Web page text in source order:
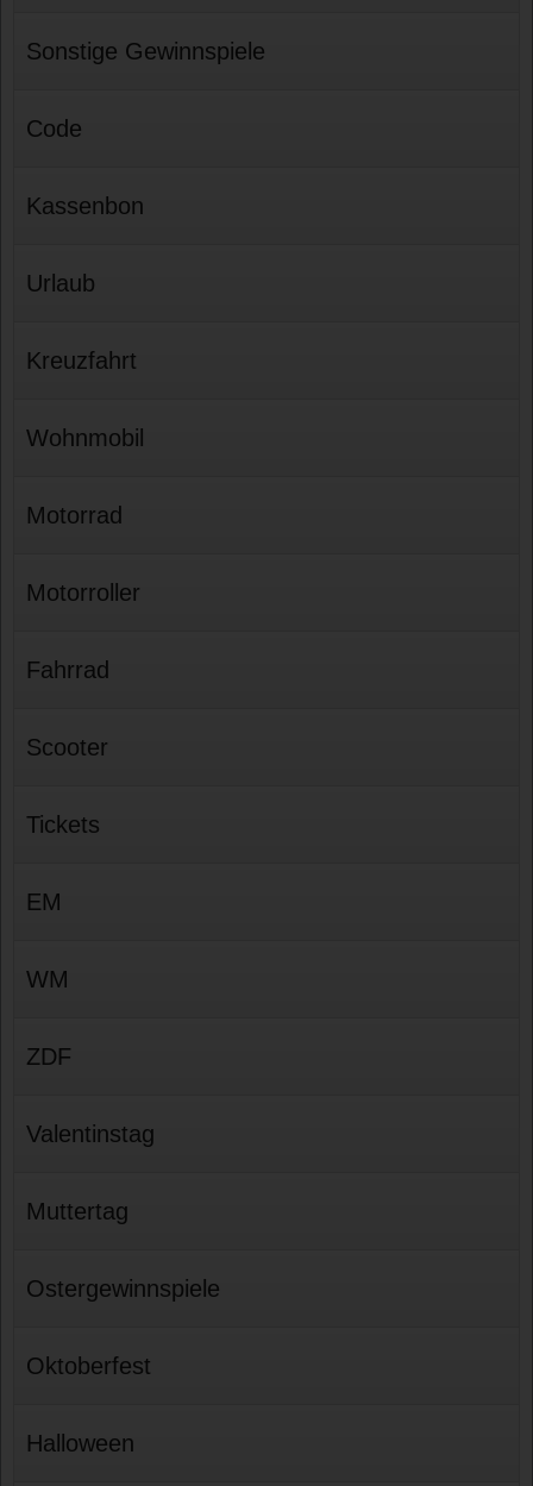
Sonstige Gewinnspiele
Code
Kassenbon
Urlaub
Kreuzfahrt
Wohnmobil
Motorrad
Motorroller
Fahrrad
Scooter
Tickets
EM
WM
ZDF
Valentinstag
Muttertag
Ostergewinnspiele
Oktoberfest
Halloween